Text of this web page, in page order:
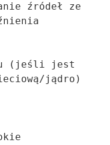
źródeł ze
(jeśli jest
jądro)